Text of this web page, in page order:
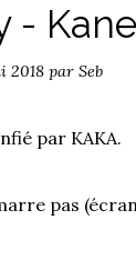
-
2018 par Seb
par KAKA.
pas